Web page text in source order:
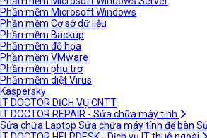
Phần mềm Microsoft Windows
Phần mềm Cơ sở dữ liệu
Phần mềm Backup
Phần mềm đồ họa
Phần mềm VMware
Phần mềm phụ trợ
Phần mềm diệt Virus
Kaspersky
IT DOCTOR DỊCH VỤ CNTT
IT DOCTOR REPAIR - Sửa chữa máy tính
Sửa chữa Laptop Sửa chữa máy tính để bàn